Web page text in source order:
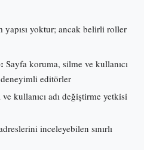
yoktur; ancak belirli roller
Sayfa koruma, silme ve kullanıcı
editörler
kullanıcı adı değiştirme yetkisi
inceleyebilen sınırlı